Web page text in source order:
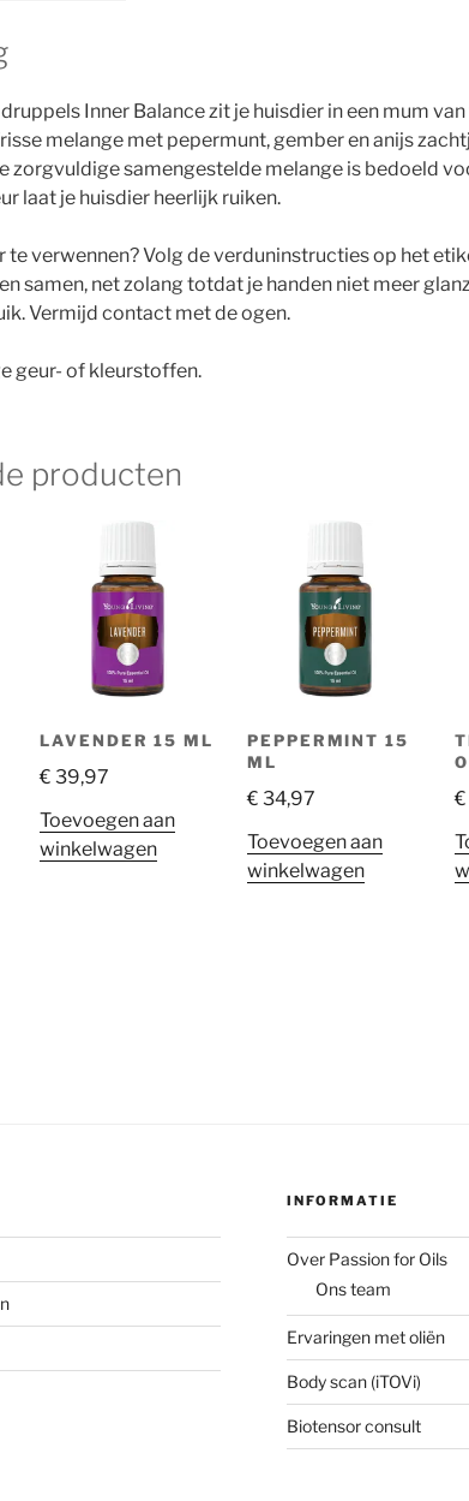
Inner Balance zit je huisdier in een mum
melange met pepermunt, gember en anijs
zorgvuldige samengestelde melange is bedoeld
laat je huisdier heerlijk ruiken.
te verwennen? Volg de verduninstructies op het
samen, net zolang totdat je handen niet meer
Vermijd contact met de ogen.
geur- of kleurstoffen.
producten
LAVENDER 15 ML
€ 39,97
Toevoegen aan
winkelwagen
PEPPERMINT 15
ML
€ 34,97
Toevoegen aan
winkelwagen
€
INFORMATIE
Over Passion for Oils
Ons team
Ervaringen met oliën
Body scan (iTOVi)
Biotensor consult